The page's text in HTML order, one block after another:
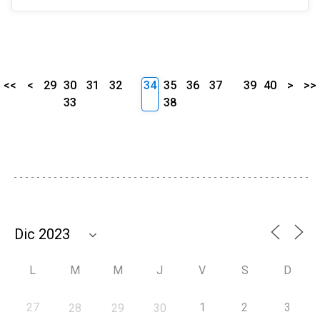
<< < 29 30 31
32
33
34 35 36
37
38
39 40 > >>
L M M J V S D
27 28 29 30 1 2 3